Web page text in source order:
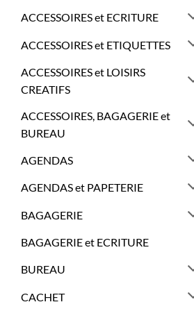
ACCESSOIRES et ECRITURE
ACCESSOIRES et ETIQUETTES
ACCESSOIRES et LOISIRS
CREATIFS
ACCESSOIRES, BAGAGERIE et
BUREAU
AGENDAS
AGENDAS et PAPETERIE
BAGAGERIE
BAGAGERIE et ECRITURE
BUREAU
CACHET